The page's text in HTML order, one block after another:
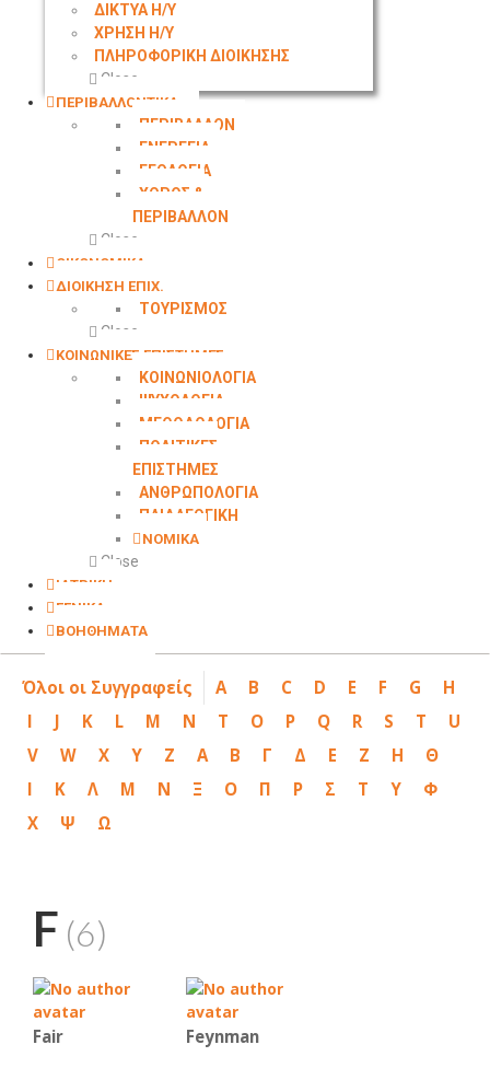
ΔΙΚΤΥΑ Η/Υ
ΧΡΗΣΗ Η/Υ
ΠΛΗΡΟΦΟΡΙΚΗ ΔΙΟΙΚΗΣΗΣ
Close
ΠΕΡΙΒΑΛΛΟΝΤΙΚΑ
ΠΕΡΙΒΑΛΛΟΝ
ΕΝΕΡΓΕΙΑ
ΓΕΩΛOΓΙΑ
ΧΩΡΟΣ &
ΠΕΡΙΒΑΛΛΟΝ
Close
ΟΙΚΟΝΟΜΙΚΑ
ΔΙΟΙΚΗΣΗ ΕΠΙΧ.
ΤΟΥΡΙΣΜΟΣ
Close
ΚΟΙΝΩΝΙΚΕΣ ΕΠΙΣΤΗΜΕΣ
ΚΟΙΝΩΝΙΟΛΟΓΙΑ
ΨΥΧΟΛΟΓΙΑ
ΜΕΘΟΔΟΛΟΓΙΑ
ΠΟΛΙΤΙΚΕΣ
ΕΠΙΣΤΗΜΕΣ
ΑΝΘΡΩΠΟΛΟΓΙΑ
ΠΑΙΔΑΓΩΓΙΚΗ
ΝΟΜΙΚΑ
Close
ΙΑΤΡΙΚΗ
ΓΕΝΙΚΑ
ΒΟΗΘΗΜΑΤΑ
Όλοι οι Συγγραφείς A B C D E F G
H
I
J K L M N T O P Q R S T
U
V
W X Y Z Α Β Γ Δ Ε Ζ Η
Θ
Ι
Κ Λ Μ Ν Ξ Ο Π Ρ Σ Τ Υ
Φ
Χ
Ψ Ω
F (6)
Fair Feynman